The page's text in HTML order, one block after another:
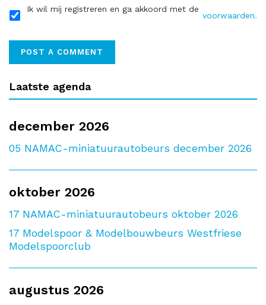
Ik wil mij registreren en ga akkoord met de
voorwaarden.
Laatste agenda
december 2026
05 NAMAC-miniatuurautobeurs december 2026
oktober 2026
17 NAMAC-miniatuurautobeurs oktober 2026
17 Modelspoor & Modelbouwbeurs Westfriese
Modelspoorclub
augustus 2026